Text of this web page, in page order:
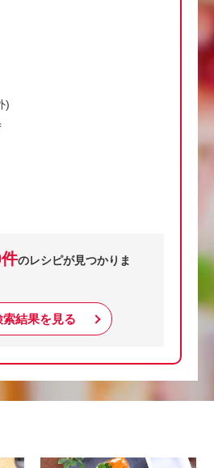
)
のレシピが見つかりま
索結果を見る